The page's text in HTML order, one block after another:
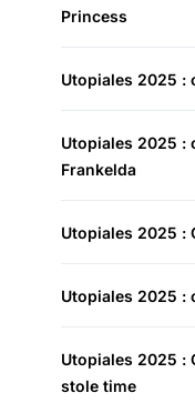
Princess
Utopiales 2025 :
Utopiales 2025 :
Frankelda
Utopiales 2025 :
Utopiales 2025 :
Utopiales 2025 :
stole time